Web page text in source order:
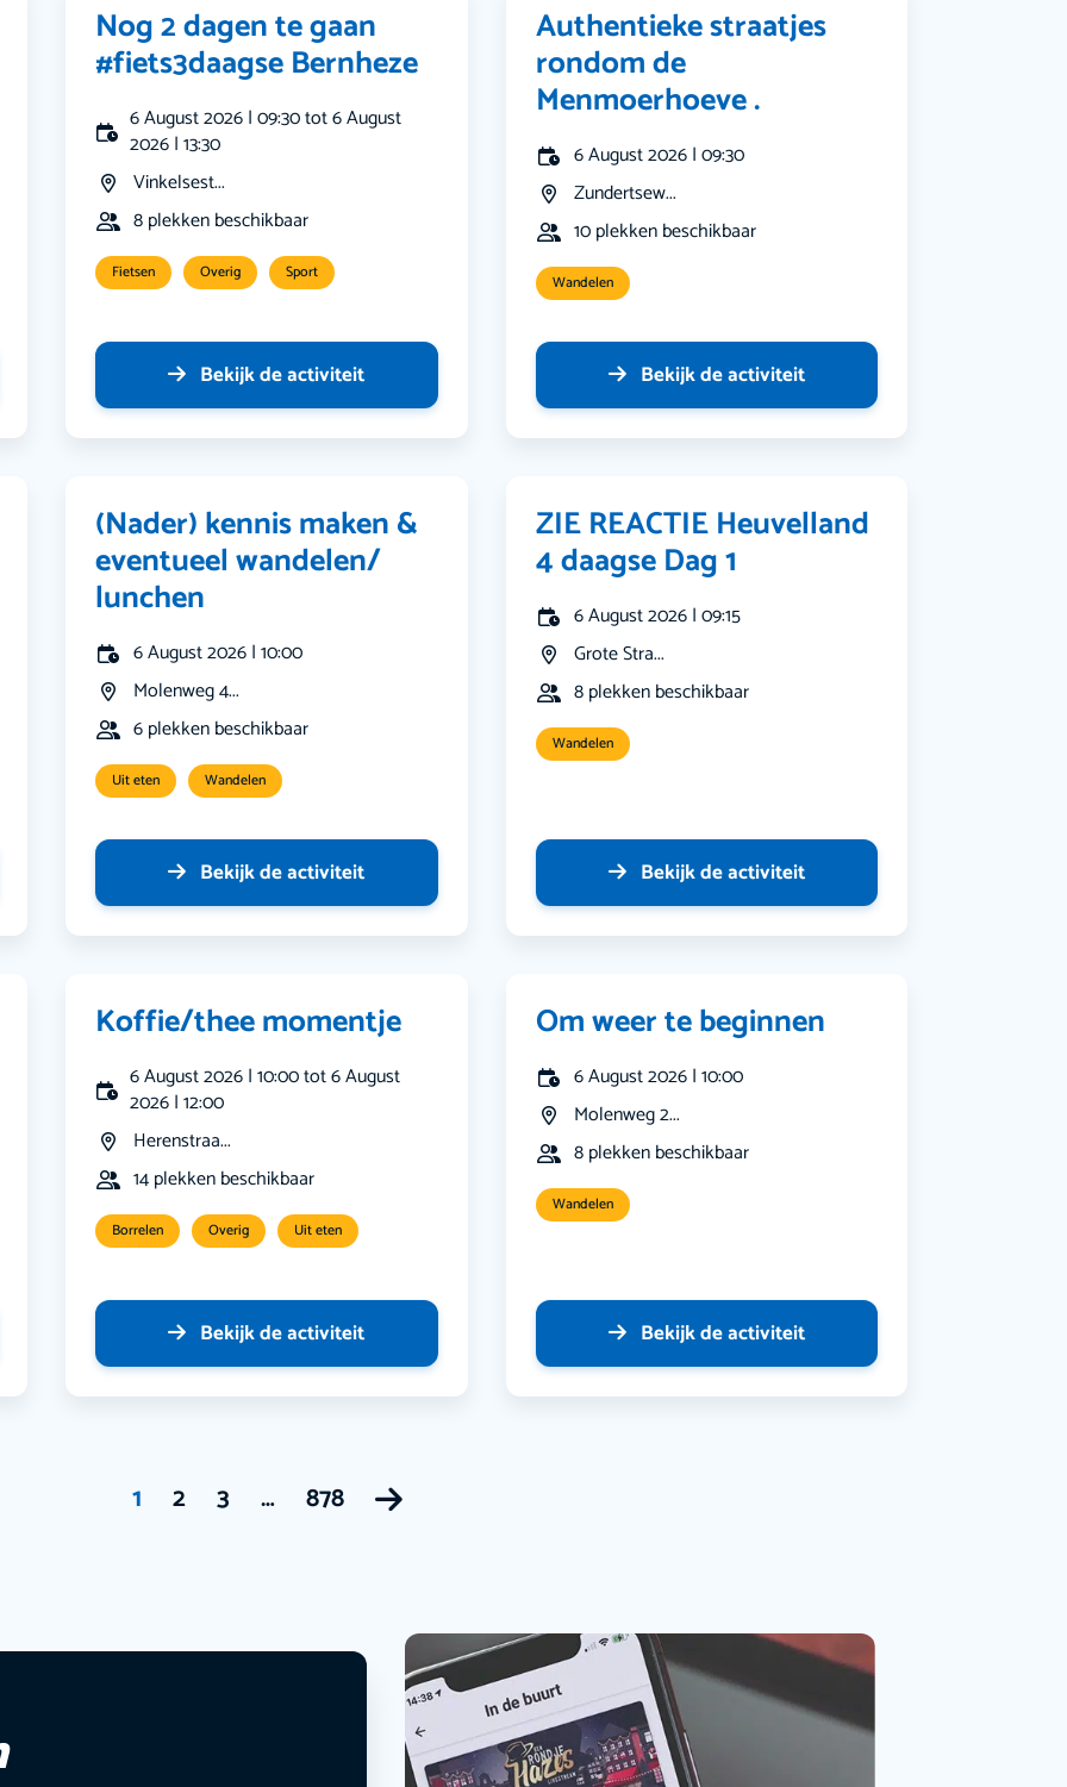
Nog 2 dagen te gaan
#fiets3daagse Bernheze
6 August 2026 | 09:30 tot 6 August
2026 | 13:30
Vinkelsest...
8 plekken beschikbaar
Fietsen Overig Sport
Bekijk de activiteit
Authentieke straatjes
rondom de
Menmoerhoeve .
6 August 2026 | 09:30
Zundertsew...
10 plekken beschikbaar
Wandelen
Bekijk de activiteit
(Nader) kennis maken &
eventueel wandelen/
lunchen
6 August 2026 | 10:00
Molenweg 4...
6 plekken beschikbaar
Uit eten Wandelen
Bekijk de activiteit
ZIE REACTIE Heuvelland
4 daagse Dag 1
6 August 2026 | 09:15
Grote Stra...
8 plekken beschikbaar
Wandelen
Bekijk de activiteit
Koffie/thee momentje
6 August 2026 | 10:00 tot 6 August
2026 | 12:00
Herenstraa...
14 plekken beschikbaar
Borrelen Overig Uit eten
Bekijk de activiteit
Om weer te beginnen
6 August 2026 | 10:00
Molenweg 2...
8 plekken beschikbaar
Wandelen
Bekijk de activiteit
1 2 3 … 878